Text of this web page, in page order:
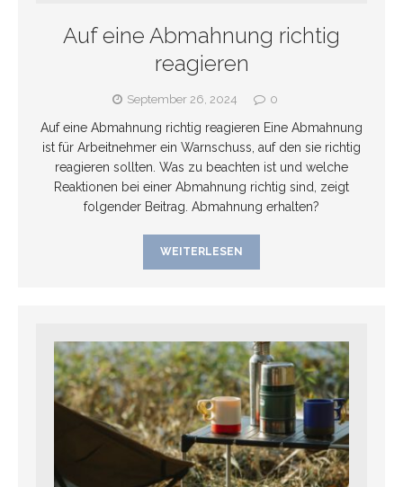
Auf eine Abmahnung richtig
reagieren
September 26, 2024 0
Auf eine Abmahnung richtig reagieren Eine Abmahnung
ist für Arbeitnehmer ein Warnschuss, auf den sie richtig
reagieren sollten. Was zu beachten ist und welche
Reaktionen bei einer Abmahnung richtig sind, zeigt
folgender Beitrag. Abmahnung erhalten?
WEITERLESEN